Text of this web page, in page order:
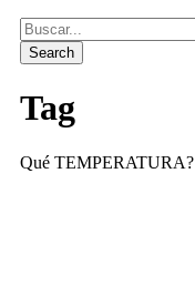
Tag
Qué TEMPERATURA?